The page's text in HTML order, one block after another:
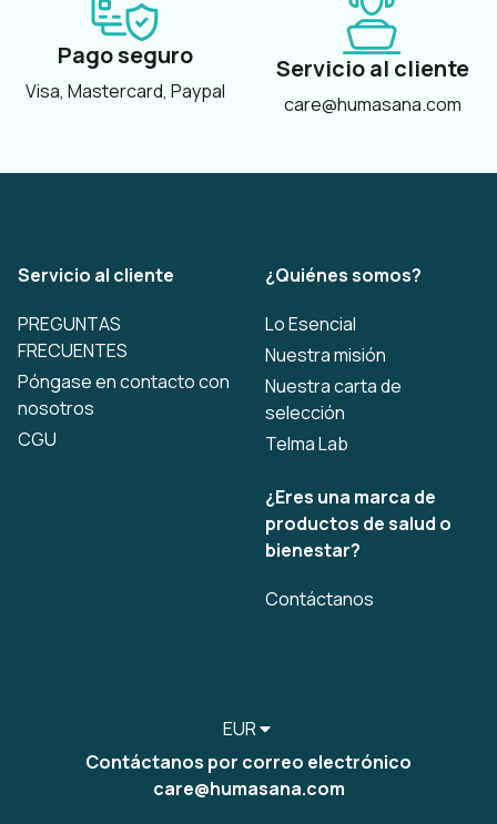
Pago seguro
Visa, Mastercard, Paypal
Servicio al cliente
care@humasana.com
Servicio al cliente
PREGUNTAS
FRECUENTES
Póngase en contacto con
nosotros
CGU
¿Quiénes somos?
Lo Esencial
Nuestra misión
Nuestra carta de
selección
Telma Lab
¿Eres una marca de
productos de salud o
bienestar?
Contáctanos
EUR
Contáctanos por correo electrónico
care@humasana.com